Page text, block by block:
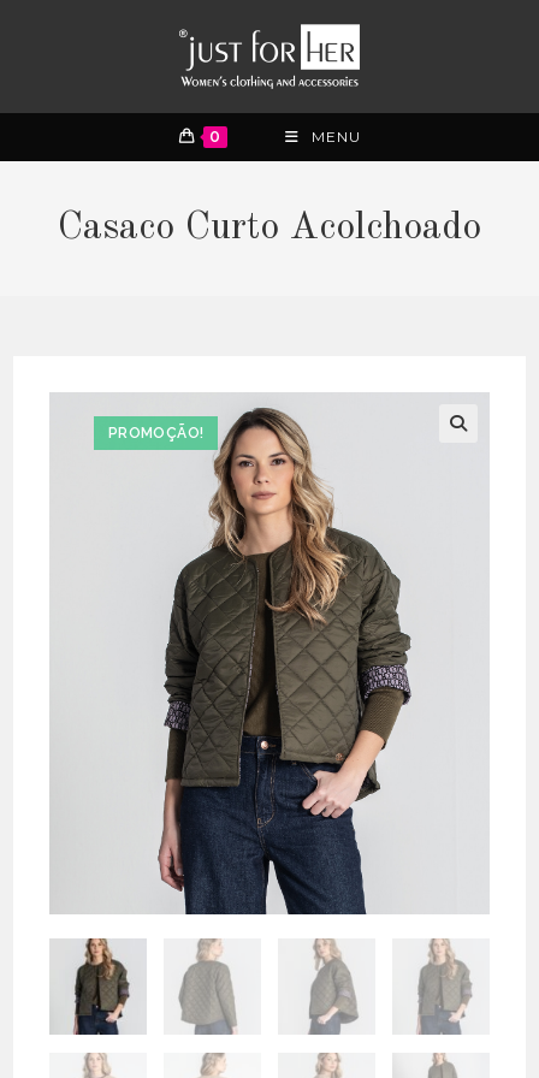
0 MENU
Casaco Curto Acolchoado
PROMOÇÃO!